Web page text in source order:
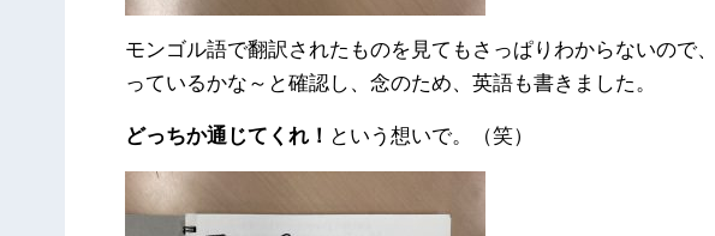
モンゴル語で翻訳されたものを見てもさっぱりわからないので
っているかな～と確認し、念のため、英語も書きました。
どっちか通じてくれ！ という想いで。（笑）